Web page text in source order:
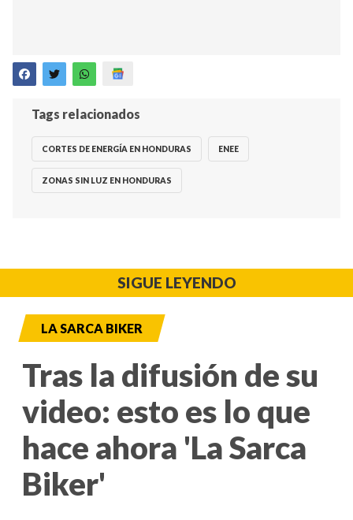
Tags relacionados
CORTES DE ENERGÍA EN HONDURAS ENEE
ZONAS SIN LUZ EN HONDURAS
SIGUE LEYENDO
LA SARCA BIKER
Tras la difusión de su
video: esto es lo que
hace ahora 'La Sarca
Biker'